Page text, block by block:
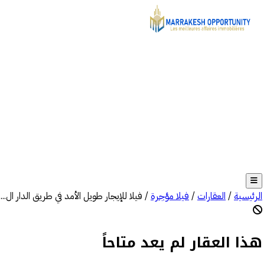
الرئيسية/العقارات/فيلا مؤجرة/ فيلا للإيجار طويل الأمد في طريق الدار ال...
هذا العقار لم يعد متاحاً